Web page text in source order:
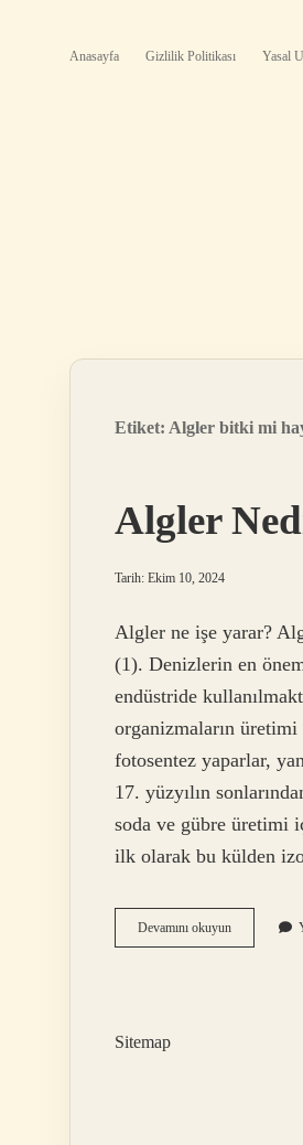
Anasayfa Gizlilik Politikası Yasal
Etiket: Algler bitki mi
Algler
Tarih: Ekim 10, 2024
Algler ne işe yarar?
(1). Denizlerin en
endüstride
organizmaların
fotosentez yaparlar,
17. yüzyılın
soda ve gübre üretimi
ilk olarak bu külden
Devamını okuyunAlgler
Nedir
Sitemap